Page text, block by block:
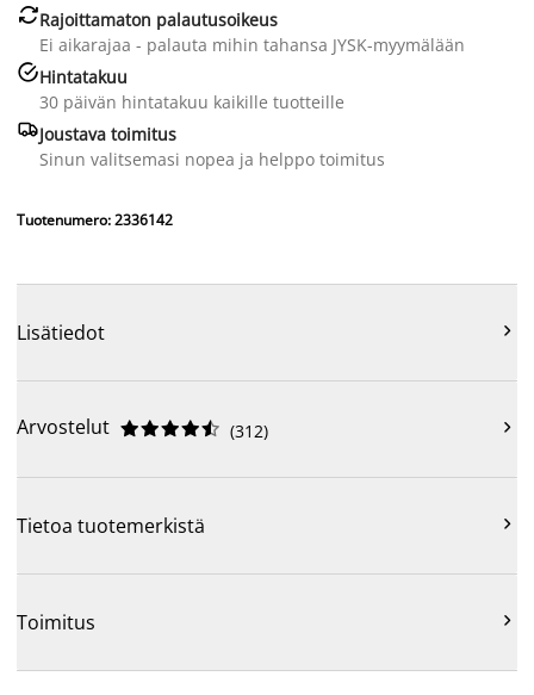
Rajoittamaton palautusoikeus
Ei aikarajaa - palauta mihin tahansa JYSK-myymälään
Hintatakuu
30 päivän hintatakuu kaikille tuotteille
Joustava toimitus
Sinun valitsemasi nopea ja helppo toimitus
Tuotenumero: 2336142
Lisätiedot 
Arvostelut 




 (312) 
Tietoa tuotemerkistä 
Toimitus 